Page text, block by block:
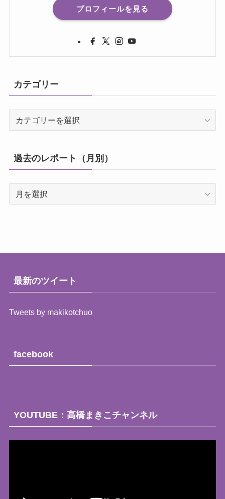
プロフィールを見る
カテゴリー
リ
ー
過去のレポート（月別）
ー
（月
最新のツイート
Tweets by makikotchuo
facebook
YOUTUBE：高橋まきこチャンネル